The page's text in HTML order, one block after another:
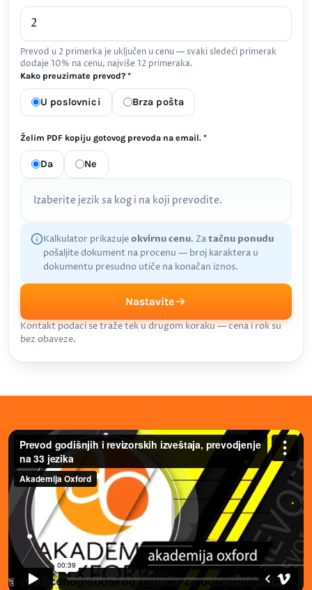
Prevod u 2 primerka je uključen u cenu — svaki sledeći primerak
dodaje 10% na cenu, najviše 12 primeraka.
Kako preuzimate prevod? *
U poslovnici Brza pošta
Želim PDF kopiju gotovog prevoda na email. *
Da Ne
Izaberite jezik sa kog i na koji prevodite.
Kalkulator prikazujeokvirnu cenu. Zatačnu ponudu
pošaljite dokument na procenu — broj karaktera u
dokumentu presudno utiče na konačan iznos.
Nastavite
Kontakt podaci se traže tek u drugom koraku — cena i rok su
bez obaveze.